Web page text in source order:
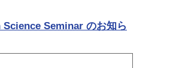
Seminar のお知ら